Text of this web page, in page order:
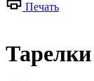
Печать
Тарелки